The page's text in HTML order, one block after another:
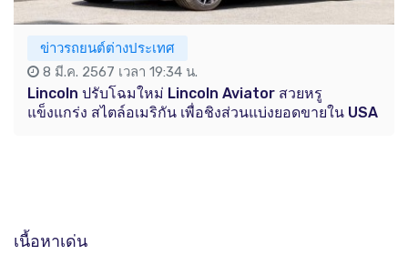
ข่าวรถยนต์ต่างประเทศ
8 มี.ค. 2567 เวลา 19:34 น.
Lincoln ปรับโฉมใหม่ Lincoln Aviator สวยหรู
แข็งแกร่ง สไตล์อเมริกัน เพื่อชิงส่วนแบ่งยอดขายใน USA
เนื้อหาเด่น